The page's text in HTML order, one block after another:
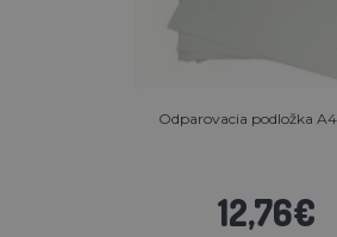
Odparovacia podložka A4
12,76€